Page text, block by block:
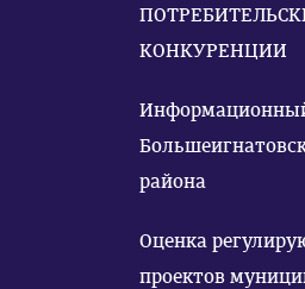
КОНКУРЕНЦИИ
района
Оценка
проектов